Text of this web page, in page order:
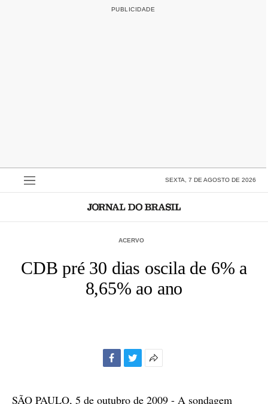
SEXTA, 7 DE AGOSTO DE 2026
ACERVO
CDB pré 30 dias oscila de 6% a
8,65% ao ano
compartilhamento
SÃO PAULO, 5 de outubro de 2009 - A sondagem